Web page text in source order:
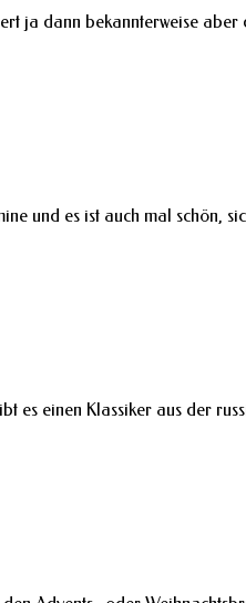
ja dann bekannterweise
und es ist auch mal schön,
es einen Klassiker aus der